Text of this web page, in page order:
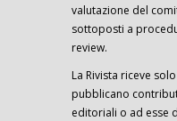
valutazione del
sottoposti a
review.
La Rivista riceve
pubblicano
editoriali o ad esse